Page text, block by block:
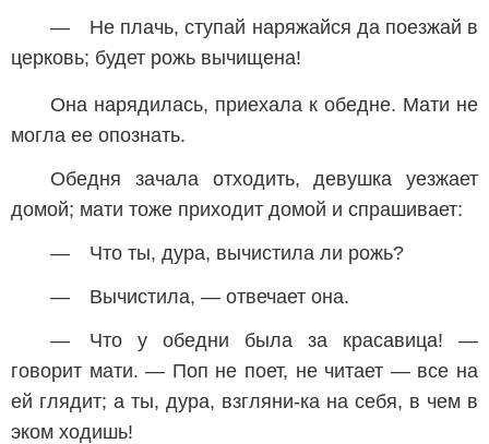
— Не плачь, ступай наряжайся да поезжай в
церковь; будет рожь вычищена!
Она нарядилась, приехала к обедне. Мати не
могла ее опознать.
Обедня зачала отходить, девушка уезжает
домой; мати тоже приходит домой и спрашивает:
— Что ты, дура, вычистила ли рожь?
— Вычистила, — отвечает она.
— Что у обедни была за красавица! —
говорит мати. — Поп не поет, не читает — все на
ей глядит; а ты, дура, взгляни-ка на себя, в чем в
эком ходишь!